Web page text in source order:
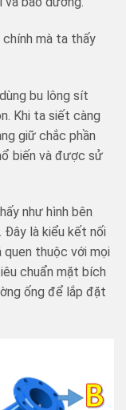
mà ta thấy
bu lông sít
Khi ta siết càng
giữ chắc phần
biến và được sử
như hình bên
Đây là kiểu kết nối
thuộc với mọi
chuẩn mặt bích
ống để lắp đặt